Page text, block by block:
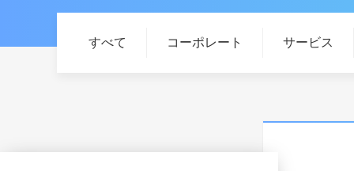
すべて コーポレート サービス